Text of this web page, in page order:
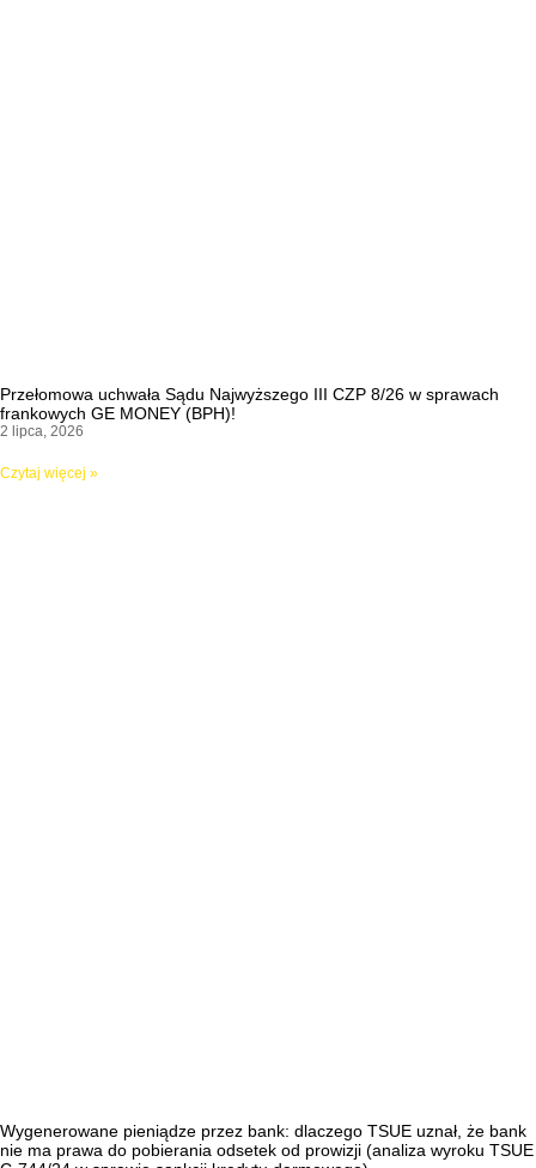
Przełomowa uchwała Sądu Najwyższego III CZP 8/26 w sprawach
frankowych GE MONEY (BPH)!
2 lipca, 2026
Czytaj więcej »
Wygenerowane pieniądze przez bank: dlaczego TSUE uznał, że bank
nie ma prawa do pobierania odsetek od prowizji (analiza wyroku TSUE